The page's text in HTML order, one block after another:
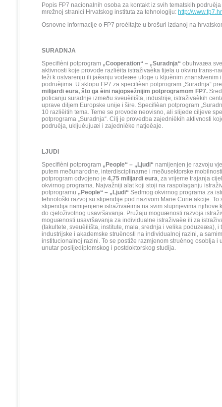
Popis FP7 nacionalnih osoba za kontakt iz svih tematskih
mrežnoj stranici Hrvatskog instituta za tehnologiju: http://
Osnovne informacije o FP7 proèitajte u brošuri izdanoj na
SURADNJA
Specifièni potprogram „Cooperation“ – „Suradnja“ obuhvaæa
aktivnosti koje provode razlièita istraživaèka tijela u okviru trans-
teži k ostvarenju ili jaèanju vodeæe uloge u kljuènim znanstvenim
podruèjima. U sklopu FP7 za specifièan potprogram „Suradnja“
milijardi eura, što ga èini najopsežnijim potprogramom FP7.
poticanju suradnje izmeðu sveuèilišta, industrije, istraživaèkih
uprave diljem Europske unije i šire. Specifièan potprogram
10 razlièitih tema. Teme se provode neovisno, ali slijede ciljeve
potprograma „Suradnja“. Cilj je provedba zajednièkih aktivnosti
podruèja, ukljuèujuæi i zajednièke natjeèaje.
LJUDI
Specifièni potprogram „People“ – „Ljudi“ namijenjen je razvoju
putem meðunarodne, interdisciplinarne i meðusektorske
potprogram odvojeno je 4,75 milijardi eura, za vrijeme trajanja
okvirnog programa. Najvažniji alat koji stoji na raspolaganju
potprogramu „People“ – „Ljudi“ Sedmog okvirnog programa za
tehnološki razvoj su stipendije pod nazivom Marie Curie akcije. To
stipendija namijenjene istraživaèima na svim stupnjevima njihove
do cjeloživotnog usavršavanja. Pružaju moguænosti razvoja
moguænosti usavršavanja za individualne istraživaèe ili za
(fakultete, sveuèilišta, institute, mala, srednja i velika poduzeæa), i
industrijske i akademske struènosti na individualnoj razini, a
institucionalnoj razini. To se postiže razmjenom struènog osoblja i
unutar poslijediplomskog i postdoktorskog studija.